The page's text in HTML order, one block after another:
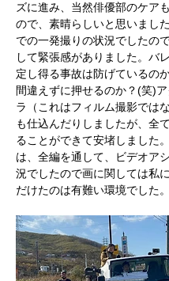
ズに進み、当然俳優部のケア
ので、素晴らしいと思いまし
での一発撮りの状況でしたの
して緊張感がありました。バ
定し得る事故は防げているの
間違えずに押せるのか？(笑)
ラ（これはフィルム撮影では
も仕込んだりしましたが、全
ることができて安堵しました
は、全編を通して、ビデオア
況でしたので画に関しては私
だけたのは有難い環境でした。